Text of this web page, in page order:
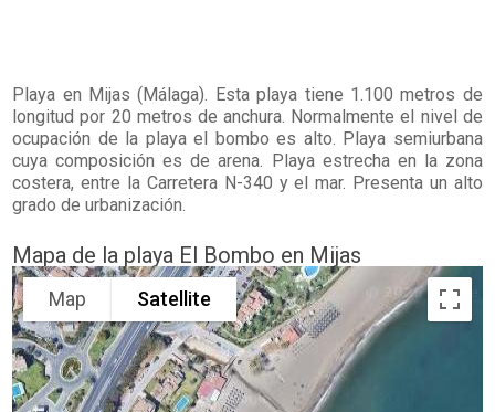
Playa en Mijas (Málaga). Esta playa tiene 1.100 metros de
longitud por 20 metros de anchura. Normalmente el nivel de
ocupación de la playa el bombo es alto. Playa semiurbana
cuya composición es de arena. Playa estrecha en la zona
costera, entre la Carretera N-340 y el mar. Presenta un alto
grado de urbanización.
Mapa de la playa El Bombo en Mijas
Map Satellite